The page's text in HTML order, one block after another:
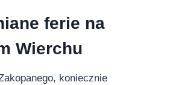
ferie na
Wierchu
koniecznie